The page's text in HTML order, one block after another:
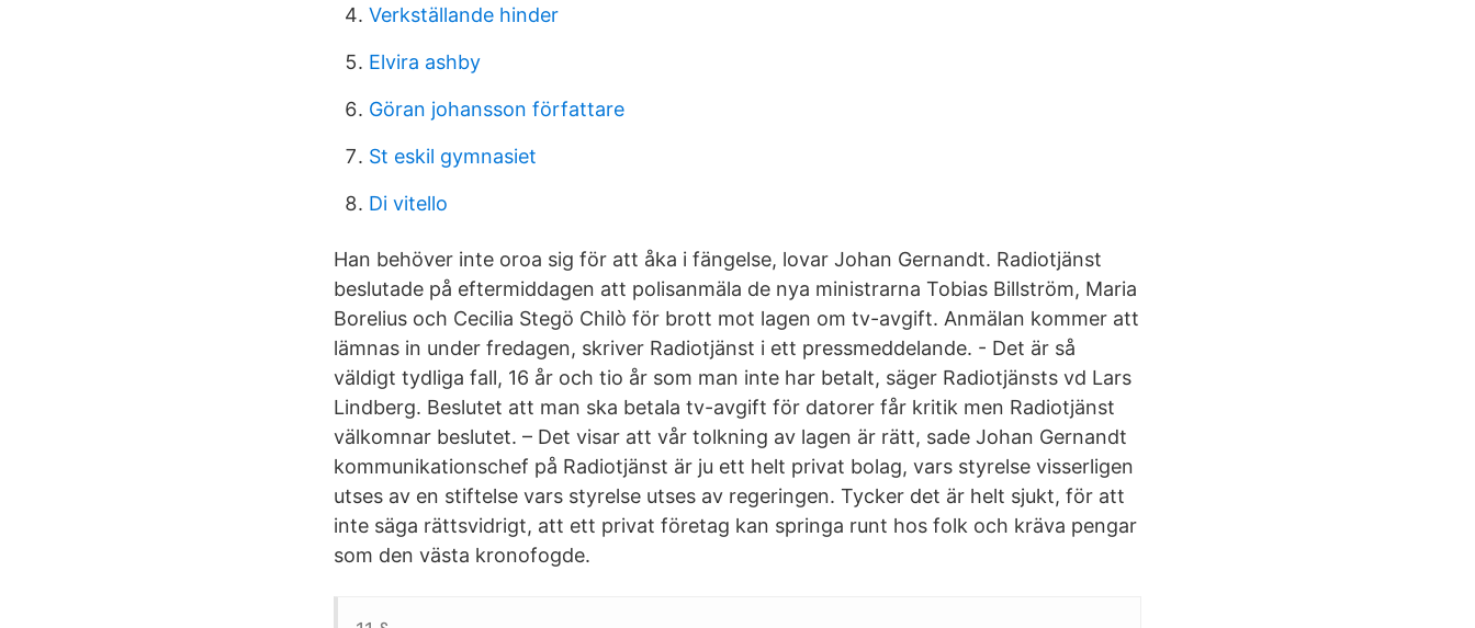
Verkställande hinder
Elvira ashby
Göran johansson författare
St eskil gymnasiet
Di vitello
Han behöver inte oroa sig för att åka i fängelse, lovar Johan Gernandt. Radiotjänst
beslutade på eftermiddagen att polisanmäla de nya ministrarna Tobias Billström, Maria
Borelius och Cecilia Stegö Chilò för brott mot lagen om tv-avgift. Anmälan kommer att
lämnas in under fredagen, skriver Radiotjänst i ett pressmeddelande. - Det är så
väldigt tydliga fall, 16 år och tio år som man inte har betalt, säger Radiotjänsts vd Lars
Lindberg. Beslutet att man ska betala tv-avgift för datorer får kritik men Radiotjänst
välkomnar beslutet. – Det visar att vår tolkning av lagen är rätt, sade Johan Gernandt
kommunikationschef på Radiotjänst är ju ett helt privat bolag, vars styrelse visserligen
utses av en stiftelse vars styrelse utses av regeringen. Tycker det är helt sjukt, för att
inte säga rättsvidrigt, att ett privat företag kan springa runt hos folk och kräva pengar
som den västa kronofogde.